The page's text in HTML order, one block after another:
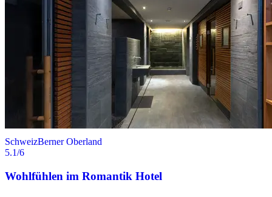
SchweizBerner Oberland
5.1/6
Wohlfühlen im Romantik Hotel